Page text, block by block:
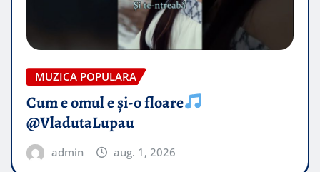
MUZICA POPULARA
Cum e omul e și-o floare
@VladutaLupau
admin aug. 1, 2026